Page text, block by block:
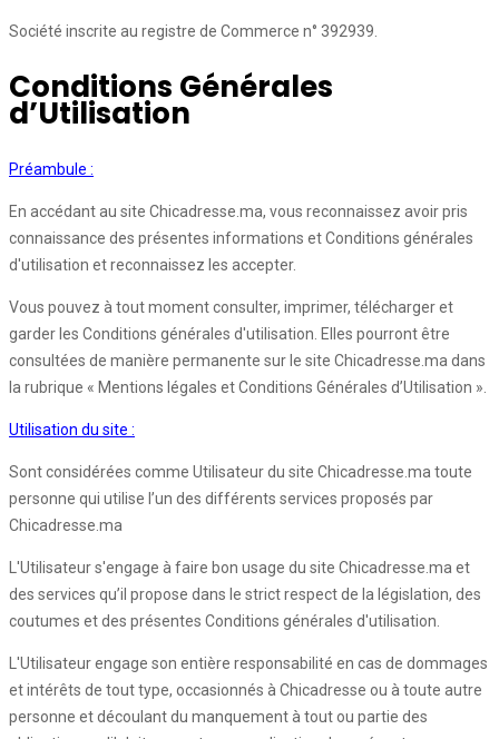
Société inscrite au registre de Commerce n° 392939.
Conditions Générales
d’Utilisation
Préambule :
En accédant au site Chicadresse.ma, vous reconnaissez avoir pris
connaissance des présentes informations et Conditions générales
d'utilisation et reconnaissez les accepter.
Vous pouvez à tout moment consulter, imprimer, télécharger et
garder les Conditions générales d'utilisation. Elles pourront être
consultées de manière permanente sur le site Chicadresse.ma dans
la rubrique « Mentions légales et Conditions Générales d’Utilisation ».
Utilisation du site :
Sont considérées comme Utilisateur du site Chicadresse.ma toute
personne qui utilise l’un des différents services proposés par
Chicadresse.ma
L'Utilisateur s'engage à faire bon usage du site Chicadresse.ma et
des services qu’il propose dans le strict respect de la législation, des
coutumes et des présentes Conditions générales d'utilisation.
L'Utilisateur engage son entière responsabilité en cas de dommages
et intérêts de tout type, occasionnés à Chicadresse ou à toute autre
personne et découlant du manquement à tout ou partie des